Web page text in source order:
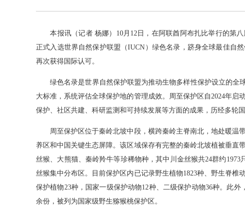
本报讯（记者 杨娜）10月12日，在阿联酋阿布扎比举行的第八
正式入选世界自然保护联盟（IUCN）绿色名录，跻身全球最佳自
再次获得国际认可。
绿色名录是世界自然保护联盟为推动生物多样性保护设立的全
大标准，系统评估全球保护地的管理成效。周至保护区自2024年
保护、社区共建、科研监测和可持续发展等方面的成果，历经多轮
周至保护区位于秦岭北坡中段，横跨秦岭主脊南北，地处暖温
养区和中国关键生态屏障。该区域保存有完整的秦岭北坡植被垂直
丝猴、大熊猫、秦岭羚牛等珍稀物种，其中川金丝猴共24群约
丝猴集中分布区。目前保护区内已记录野生植物1823种、野生脊椎
保护植物23种，国家一级保护动物12种、二级保护动物36种。此
余份，被列为国家级野生猕猴桃保护区。